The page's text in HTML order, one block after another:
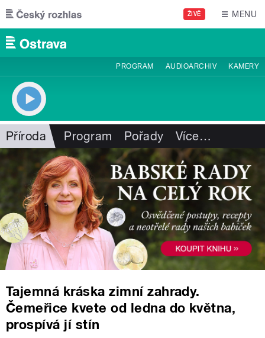
Přejít k hlavnímu obsahu
ŽIVĚ MENU
PROGRAM AUDIOARCHIV KAMERY
Příroda Program Pořady Více…
Tajemná kráska zimní zahrady.
Čemeřice kvete od ledna do května,
prospívá jí stín